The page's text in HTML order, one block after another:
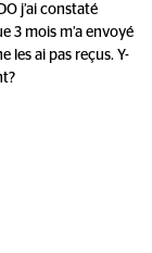
j’ai constaté
3 mois m’a envoyé
les ai pas reçus. Y-